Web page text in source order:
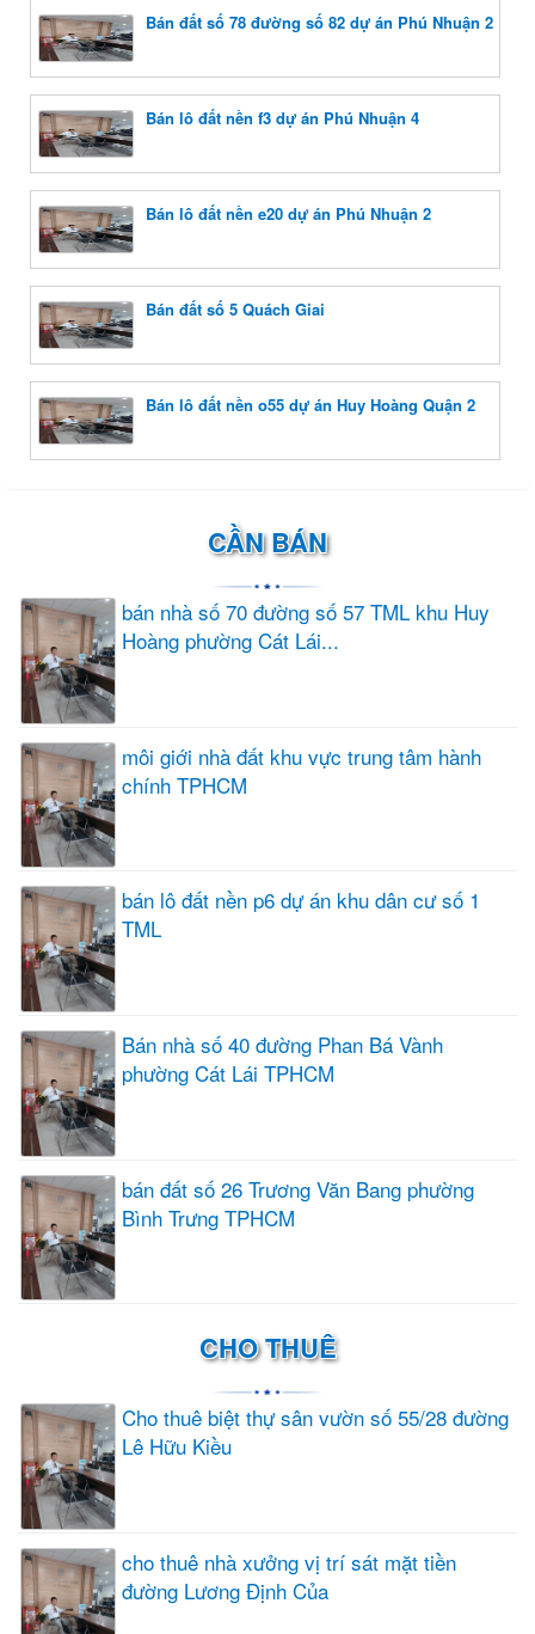
Bán đất số 78 đường số 82 dự án Phú Nhuận 2
Bán lô đất nền f3 dự án Phú Nhuận 4
Bán lô đất nền e20 dự án Phú Nhuận 2
Bán đất số 5 Quách Giai
Bán lô đất nền o55 dự án Huy Hoàng Quận 2
CẦN BÁN
bán nhà số 70 đường số 57 TML khu Huy
Hoàng phường Cát Lái...
môi giới nhà đất khu vực trung tâm hành
chính TPHCM
bán lô đất nền p6 dự án khu dân cư số 1
TML
Bán nhà số 40 đường Phan Bá Vành
phường Cát Lái TPHCM
bán đất số 26 Trương Văn Bang phường
Bình Trưng TPHCM
CHO THUÊ
Cho thuê biệt thự sân vườn số 55/28 đường
Lê Hữu Kiều
cho thuê nhà xưởng vị trí sát mặt tiền
đường Lương Định Của